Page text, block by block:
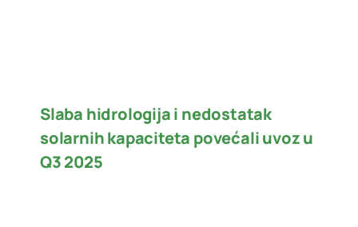
Slaba hidrologija i nedostatak
solarnih kapaciteta povećali uvoz u
Q3 2025